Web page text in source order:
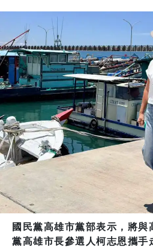
國民黨高雄市黨部表示，將
黨高雄市長參選人柯志恩攜手